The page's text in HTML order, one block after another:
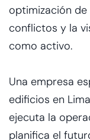
optimización
conflictos y la
como activo.
Una empresa
edificios en Lima
ejecuta la
planifica el